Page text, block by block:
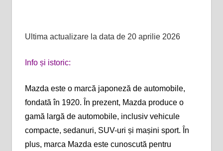
Ultima actualizare la data de 20 aprilie 2026
Info și istoric:
Mazda este o marcă japoneză de automobile,
fondată în 1920. În prezent, Mazda produce o
gamă largă de automobile, inclusiv vehicule
compacte, sedanuri, SUV-uri și mașini sport. În
plus, marca Mazda este cunoscută pentru